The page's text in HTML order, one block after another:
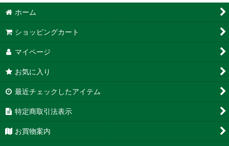
ホーム
ショッピングカート
マイページ
お気に入り
最近チェックしたアイテム
特定商取引法表示
お買物案内